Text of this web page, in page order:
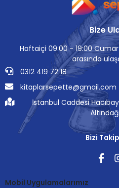
Bize
Haftaiçi 09:00 - 19:00
arasında
0312 419 72 18
kitaplarsepette@gmail.com
İstanbul Caddesi
Bizi
Mobil Uygulamalarımız